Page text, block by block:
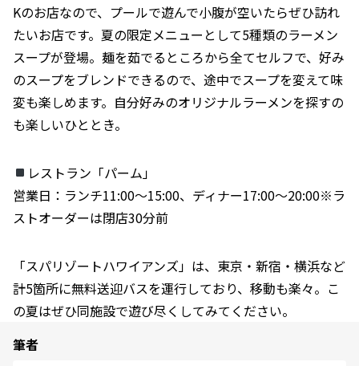
Kのお店なので、プールで遊んで小腹が空いたらぜひ訪れ
たいお店です。夏の限定メニューとして5種類のラーメン
スープが登場。麺を茹でるところから全てセルフで、好み
のスープをブレンドできるので、途中でスープを変えて味
変も楽しめます。自分好みのオリジナルラーメンを探すの
も楽しいひととき。
レストラン「パーム」
営業日：ランチ11:00～15:00、ディナー17:00～20:00※ラ
ストオーダーは閉店30分前
「スパリゾートハワイアンズ」は、東京・新宿・横浜など
計5箇所に無料送迎バスを運行しており、移動も楽々。こ
の夏はぜひ同施設で遊び尽くしてみてください。
筆者